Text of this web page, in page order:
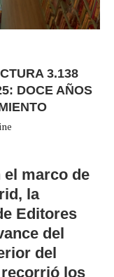
3.138
DOCE AÑOS
el marco de
la
Editores
del
del
los